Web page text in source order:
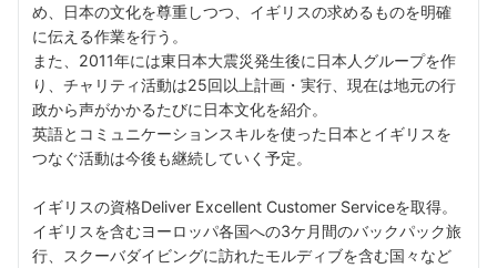
め、日本の文化を尊重しつつ、イギリスの求めるものを明確
に伝える作業を行う。
また、2011年には東日本大震災発生後に日本人グループを作
り、チャリティ活動は25回以上計画・実行、現在は地元の行
政から声がかかるたびに日本文化を紹介。
英語とコミュニケーションスキルを使った日本とイギリスを
つなぐ活動は今後も継続していく予定。
イギリスの資格Deliver Excellent Customer Serviceを取得。
イギリスを含むヨーロッパ各国への3ケ月間のバックパック旅
行、スクーバダイビングに訪れたモルディブを含む国々など